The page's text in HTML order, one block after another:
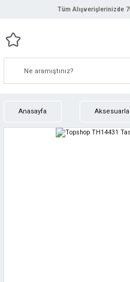
Tüm Alışverişlerinizde
Anasayfa